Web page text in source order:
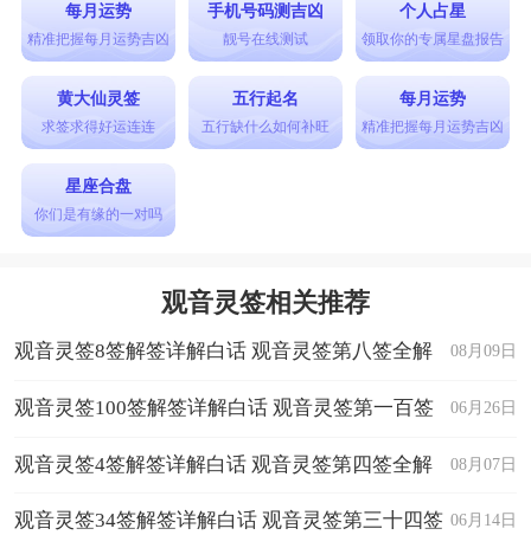
每月运势
精准把握每月运势吉凶
手机号码测吉凶
靓号在线测试
个人占星
领取你的专属星盘报告
黄大仙灵签
求签求得好运连连
五行起名
五行缺什么如何补旺
每月运势
精准把握每月运势吉凶
星座合盘
你们是有缘的一对吗
观音灵签相关推荐
08月09日
观音灵签8签解签详解白话 观音灵签第八签全解
06月26日
观音灵签100签解签详解白话 观音灵签第一百签
全解 08月07日
观音灵签4签解签详解白话 观音灵签第四签全解
06月14日
观音灵签34签解签详解白话 观音灵签第三十四签